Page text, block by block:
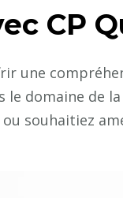
CP
une
domaine de
souhaitiez